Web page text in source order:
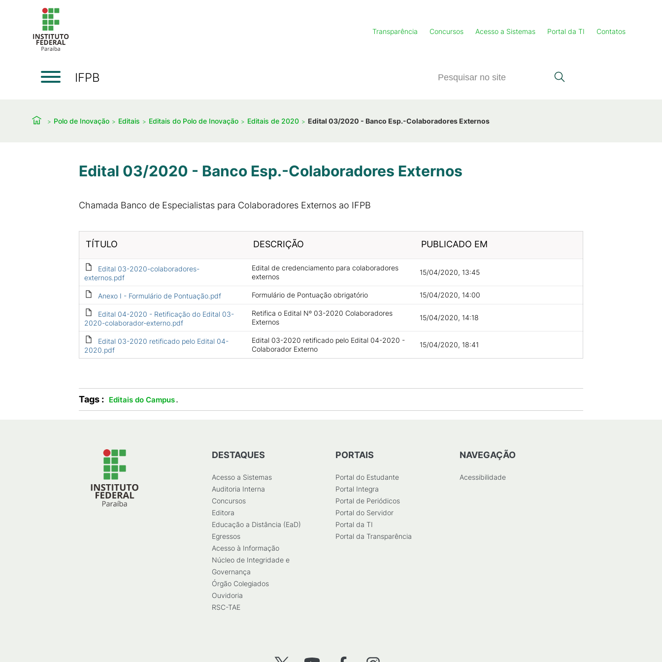
Transparência Concursos Acesso a Sistemas Portal da TI Contatos
IFPB
Polo de Inovação Editais Editais do Polo de Inovação Editais de 2020 Edital 03/2020 - Banco Esp.-Colaboradores Externos
Edital 03/2020 - Banco Esp.-Colaboradores Externos
Chamada Banco de Especialistas para Colaboradores Externos ao IFPB
TÍTULO DESCRIÇÃO PUBLICADO EM
Edital 03-2020-colaboradores-
externos.pdf
Edital de credenciamento para colaboradores
externos
15/04/2020, 13:45
Anexo I - Formulário de Pontuação.pdf Formulário de Pontuação obrigatório 15/04/2020, 14:00
Edital 04-2020 - Retificação do Edital 03-
2020-colaborador-externo.pdf
Retifica o Edital Nº 03-2020 Colaboradores
Externos
15/04/2020, 14:18
Edital 03-2020 retificado pelo Edital 04-
2020.pdf
Edital 03-2020 retificado pelo Edital 04-2020 -
Colaborador Externo
15/04/2020, 18:41
Tags : Editais do Campus.
DESTAQUES
Acesso a Sistemas
Auditoria Interna
Concursos
Editora
Educação a Distância (EaD)
Egressos
Acesso à Informação
Núcleo de Integridade e
Governança
Órgão Colegiados
Ouvidoria
RSC-TAE
PORTAIS
Portal do Estudante
Portal Integra
Portal de Periódicos
Portal do Servidor
Portal da TI
Portal da Transparência
NAVEGAÇÃO
Acessibilidade